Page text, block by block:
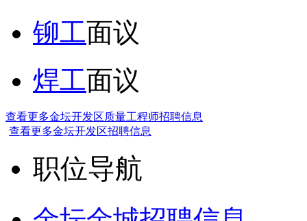
铆工面议
焊工面议
查看更多金坛开发区质量工程师招聘信息
查看更多金坛开发区招聘信息
职位导航